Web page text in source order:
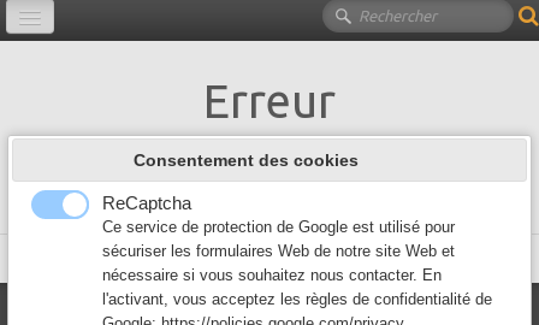
▼
Périphérique▼
Erreur
Page Not Found
Consentement des cookies
ReCaptcha
Ce service de protection de Google est utilisé pour
sécuriser les formulaires Web de notre site Web et
nécessaire si vous souhaitez nous contacter. En
l'activant, vous acceptez les règles de confidentialité de